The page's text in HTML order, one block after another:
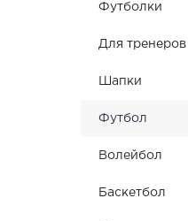
Футболки
Для тренеров
Шапки
Футбол
Волейбол
Баскетбол